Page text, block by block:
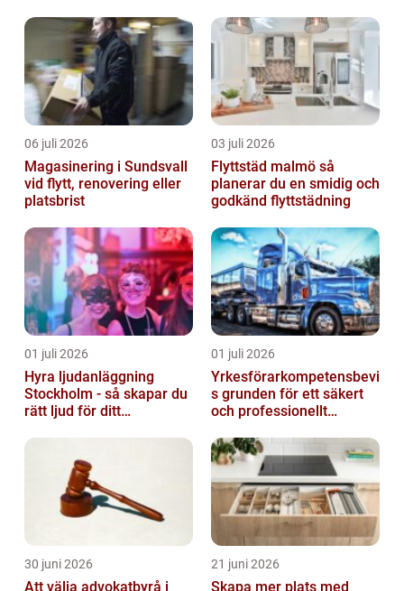
06 juli 2026
Magasinering i Sundsvall
vid flytt, renovering eller
platsbrist
03 juli 2026
Flyttstäd malmö så
planerar du en smidig och
godkänd flyttstädning
01 juli 2026
Hyra ljudanläggning
Stockholm - så skapar du
rätt ljud för ditt
01 juli 2026
Yrkesförarkompetensbevi
s grunden för ett säkert
och professionellt
30 juni 2026
Att välja advokatbyrå i
21 juni 2026
Skapa mer plats med